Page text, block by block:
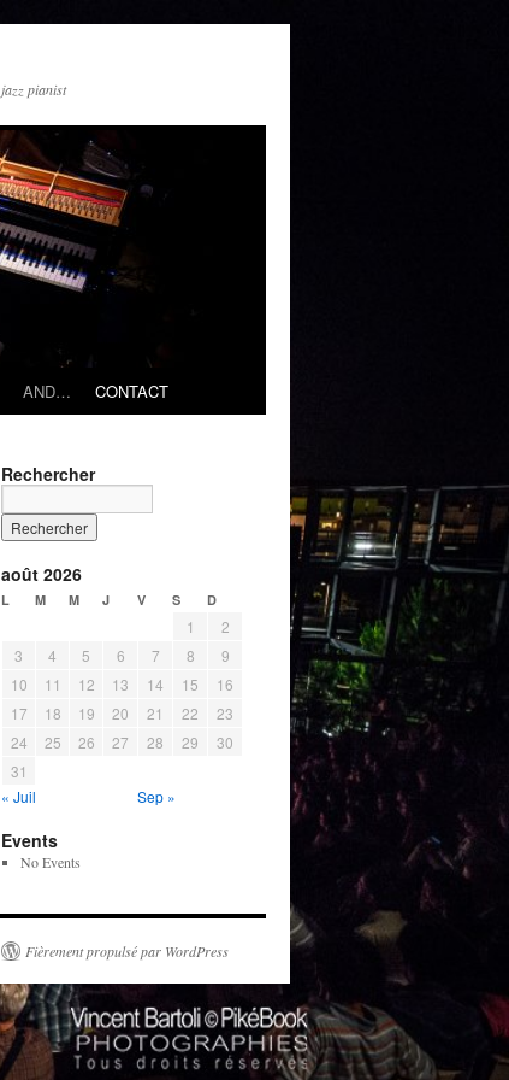
jazz pianist
AND… CONTACT
Rechercher
août 2026
L M M J V S D
1
2
3
4 5 6 7 8
9
10
11 12 13 14 15
16
17
18 19 20 21 22
23
24
25 26 27 28 29
30
31
« Juil
Sep »
Events
No Events
Fièrement propulsé par WordPress